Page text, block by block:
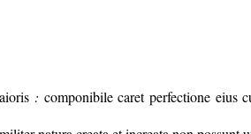
: componibile caret perfectione eius